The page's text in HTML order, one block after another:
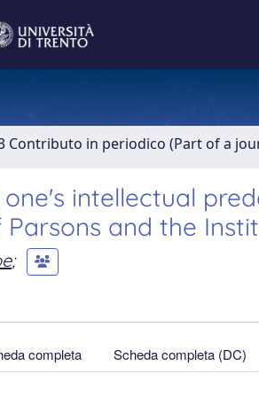
Contributo in periodico (Part of a
intellectual
and the
;
completa Scheda completa (DC)